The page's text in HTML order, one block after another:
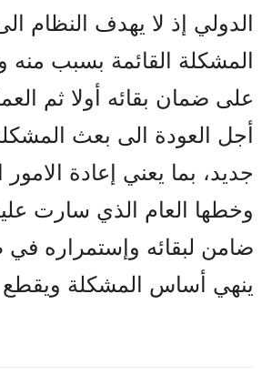
الدولي إذ لا يهدف النظام
المشکلة القائمة بسبب منه
على ضمان بقائه أولا ثم
أجل العودة الى بعث
جديد، بما يعني إعادة الامور
وخطها العام الذي سارت
ضامن لبقائه وإستمراره
ينهي أساس المشکلة ويقطع